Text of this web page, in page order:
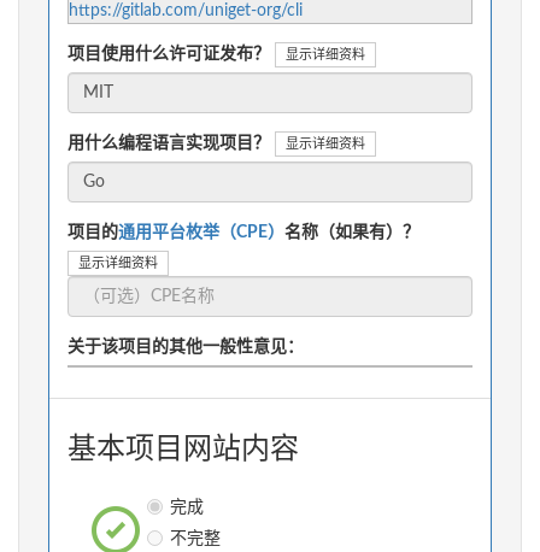
https://gitlab.com/uniget-org/cli
项目使用什么许可证发布？ 显示详细资料
用什么编程语言实现项目？ 显示详细资料
项目的通用平台枚举（CPE） 名称（如果有）？
显示详细资料
关于该项目的其他一般性意见：
基本项目网站内容
完成
不完整